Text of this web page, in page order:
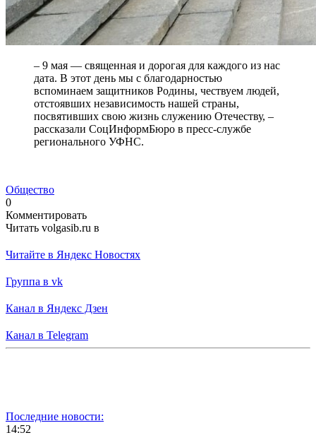
– 9 мая — священная и дорогая для каждого из нас
дата. В этот день мы с благодарностью
вспоминаем защитников Родины, чествуем людей,
отстоявших независимость нашей страны,
посвятивших свою жизнь служению Отечеству, –
рассказали СоцИнформБюро в пресс-службе
регионального УФНС.
Общество
0
Комментировать
Читать volgasib.ru в
Читайте в Яндекс Новостях
Группа в vk
Канал в Яндекс Дзен
Канал в Telegram
Последние новости:
14:52